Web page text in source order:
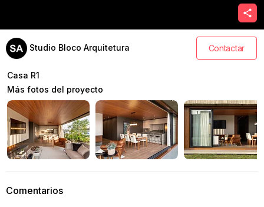
Studio Bloco Arquitetura Contactar
Casa R1
Más fotos del proyecto
Comentarios